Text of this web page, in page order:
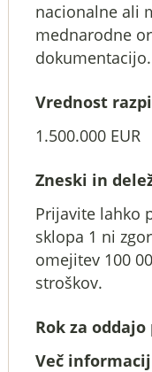
nacionalne ali
mednarodne
dokumentacijo.
Vrednost
1.500.000 EUR
Zneski in
Prijavite lahko
sklopa 1 ni
omejitev 100
stroškov.
Rok za
Več